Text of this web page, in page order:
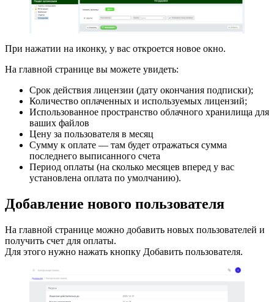
При нажатии на иконку, у вас откроется новое окно.
На главной странице вы можете увидеть:
Срок действия лицензии (дату окончания подписки);
Количество оплаченных и используемых лицензий;
Использованное пространство облачного хранилища для
ваших файлов
Цену за пользователя в месяц
Сумму к оплате — там будет отражаться сумма
последнего выписанного счета
Период оплаты (на сколько месяцев вперед у вас
установлена оплата по умолчанию).
Добавление нового пользователя
На главной странице можно добавить новых пользователей и
получить счет для оплаты.
Для этого нужно нажать кнопку Добавить пользователя.